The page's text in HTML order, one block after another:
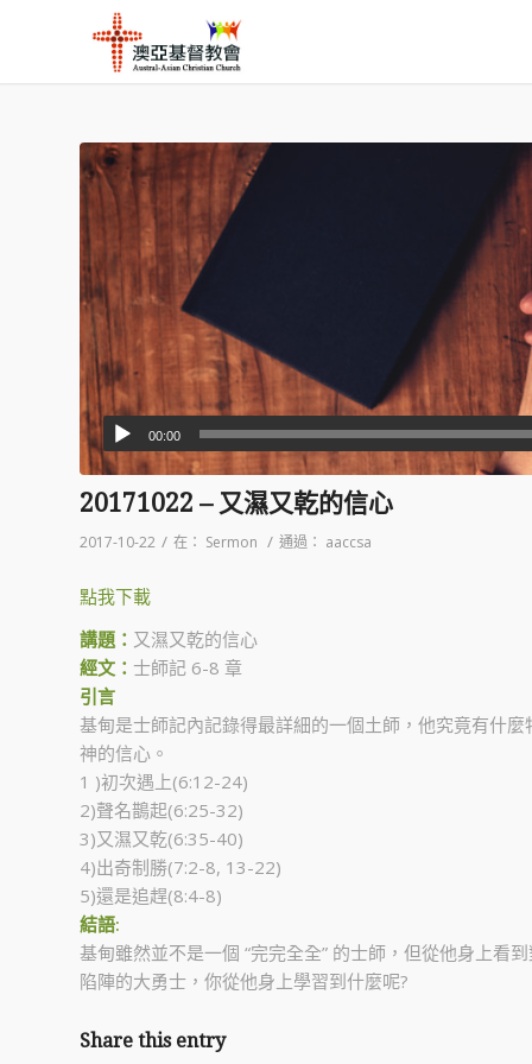
00:00
20171022 – 又濕又乾的信心
2017-10-22 / 在： Sermon / 通過： aaccsa
點我下載
講題： 又濕又乾的信心
經文： 士師記 6-8 章
引言
基甸是士師記內記錄得最詳細的一個土師，他究竟有什
神的信心。
1 )初次遇上(6:12-24)
2)聲名鵲起(6:25-32)
3)又濕又乾(6:35-40)
4)出奇制勝(7:2-8, 13-22)
5)還是追趕(8:4-8)
結語:
基甸雖然並不是一個 “完完全全” 的士師，但從他身上看
陷陣的大勇士，你從他身上學習到什麼呢?
Share this entry